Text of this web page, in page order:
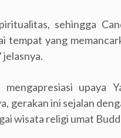
sehingga
tempat yang
jelasnya.
upaya
gerakan ini sejalan
wisata religi umat